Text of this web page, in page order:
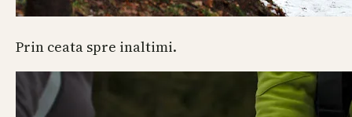
Prin ceata spre inaltimi.